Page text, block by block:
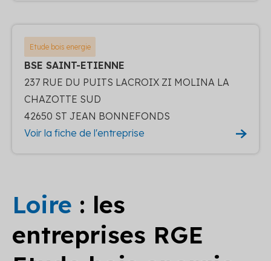
Etude bois energie
BSE SAINT-ETIENNE
237 RUE DU PUITS LACROIX ZI MOLINA LA
CHAZOTTE SUD
42650 ST JEAN BONNEFONDS
Voir la fiche de l'entreprise
Loire : les
entreprises RGE